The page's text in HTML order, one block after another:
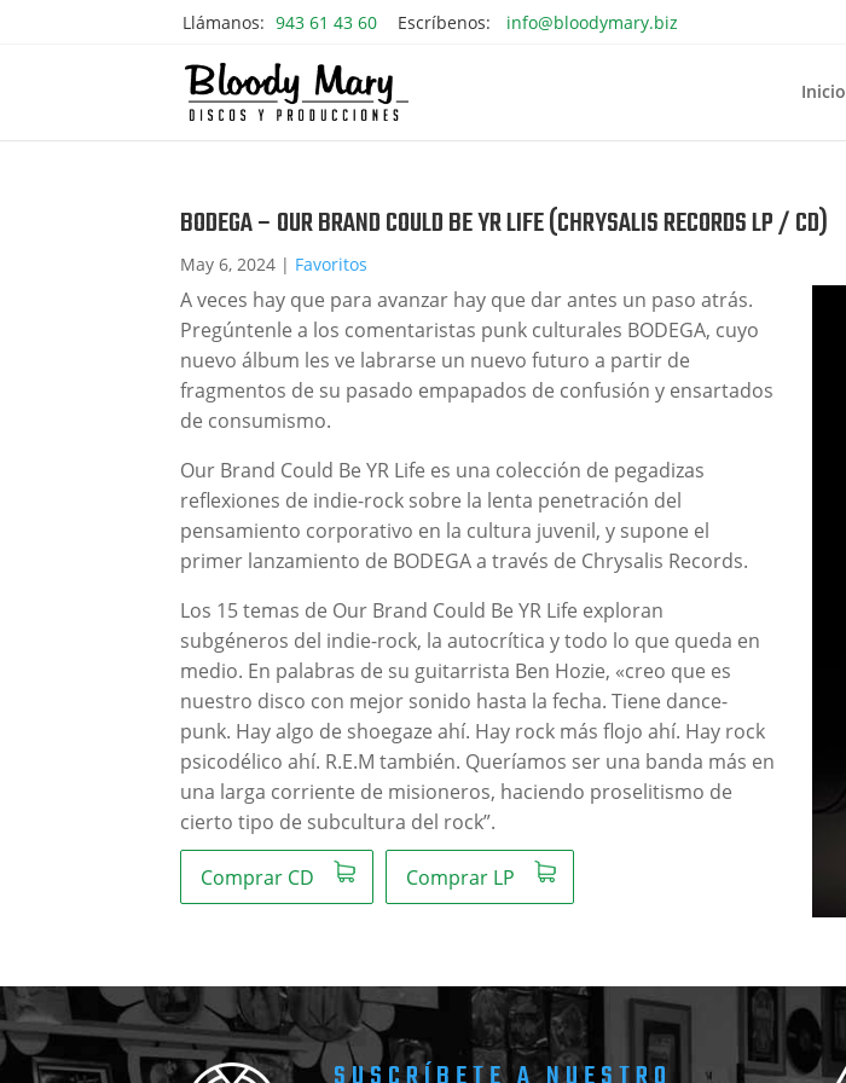
Llámanos: 943 61 43 60 Escríbenos: info@bloodymary.biz
Inicio
BODEGA – OUR BRAND COULD BE YR LIFE (CHRYSALIS RECORDS LP / CD)
May 6, 2024 | Favoritos
A veces hay que para avanzar hay que dar antes un paso atrás.
Pregúntenle a los comentaristas punk culturales BODEGA, cuyo
nuevo álbum les ve labrarse un nuevo futuro a partir de
fragmentos de su pasado empapados de confusión y ensartados
de consumismo.
Our Brand Could Be YR Life es una colección de pegadizas
reflexiones de indie-rock sobre la lenta penetración del
pensamiento corporativo en la cultura juvenil, y supone el
primer lanzamiento de BODEGA a través de Chrysalis Records.
Los 15 temas de Our Brand Could Be YR Life exploran
subgéneros del indie-rock, la autocrítica y todo lo que queda en
medio. En palabras de su guitarrista Ben Hozie, «creo que es
nuestro disco con mejor sonido hasta la fecha. Tiene dance-
punk. Hay algo de shoegaze ahí. Hay rock más flojo ahí. Hay rock
psicodélico ahí. R.E.M también. Queríamos ser una banda más en
una larga corriente de misioneros, haciendo proselitismo de
cierto tipo de subcultura del rock”.
Comprar CD Comprar LP